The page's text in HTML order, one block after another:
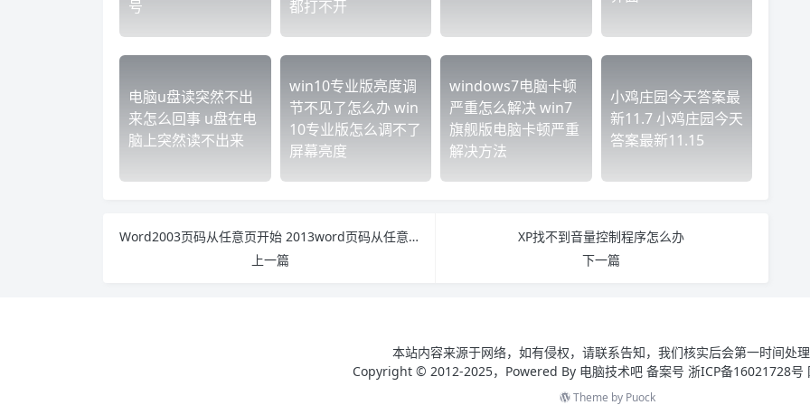
号
都打不开
电脑u盘读突然不出
来怎么回事 u盘在电
脑上突然读不出来
win10专业版亮度调
节不见了怎么办 win
10专业版怎么调不了
屏幕亮度
windows7电脑卡顿
严重怎么解决 win7
旗舰版电脑卡顿严重
解决方法
小鸡庄园今天答案最
新11.7 小鸡庄园今天
答案最新11.15
Word2003页码从任意页开始 2013word页码从任意页开始
上一篇
XP找不到音量控制程序怎么办
下一篇
本站内容来源于网络，如有侵权，请联系告知，我们核实后会第一时间处理
Copyright © 2012-2025，Powered By 电脑技术吧 备案号 浙ICP备16021728号
Theme by Puock